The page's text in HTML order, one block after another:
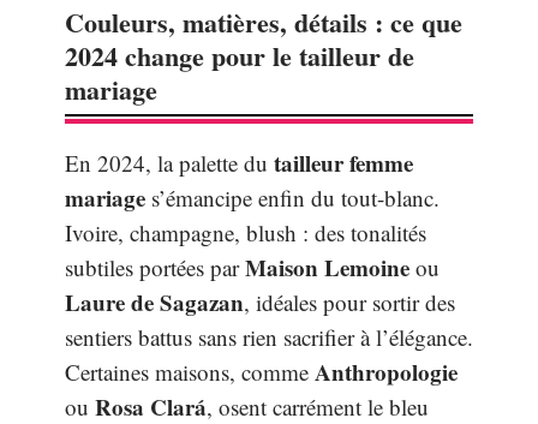
Couleurs, matières, détails : ce que
2024 change pour le tailleur de
mariage
En 2024, la palette du tailleur femme
mariage s’émancipe enfin du tout-blanc.
Ivoire, champagne, blush : des tonalités
subtiles portées parMaison Lemoine ou
Laure de Sagazan, idéales pour sortir des
sentiers battus sans rien sacrifier à l’élégance.
Certaines maisons, comme Anthropologie
ou Rosa Clará, osent carrément le bleu